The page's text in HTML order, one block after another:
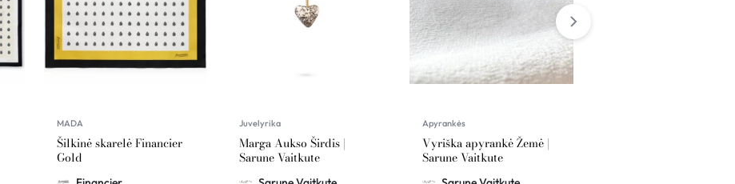
MADA
Šilkinė skarelė Financier
Gold
Juvelyrika
Marga Aukso Širdis |
Sarune Vaitkute
Apyrankės
Vyriška apyrankė Žemė |
Sarune Vaitkute